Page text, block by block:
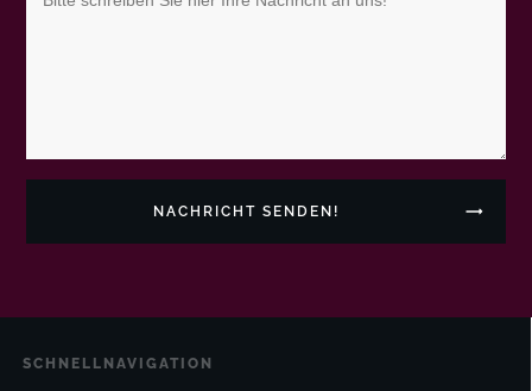
NACHRICHT SENDEN!
SCHNELLNAVIGATION